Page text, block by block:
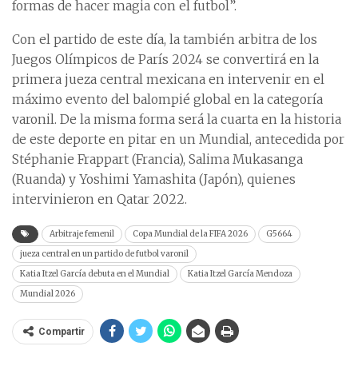
formas de hacer magia con el futbol”.
Con el partido de este día, la también arbitra de los
Juegos Olímpicos de París 2024 se convertirá en la
primera jueza central mexicana en intervenir en el
máximo evento del balompié global en la categoría
varonil. De la misma forma será la cuarta en la historia
de este deporte en pitar en un Mundial, antecedida por
Stéphanie Frappart (Francia), Salima Mukasanga
(Ruanda) y Yoshimi Yamashita (Japón), quienes
intervinieron en Qatar 2022.
Arbitraje femenil Copa Mundial de la FIFA 2026
G5664
jueza central en un partido de futbol varonil
Katia Itzel García debuta en el Mundial
Katia Itzel García Mendoza
Mundial 2026
Compartir